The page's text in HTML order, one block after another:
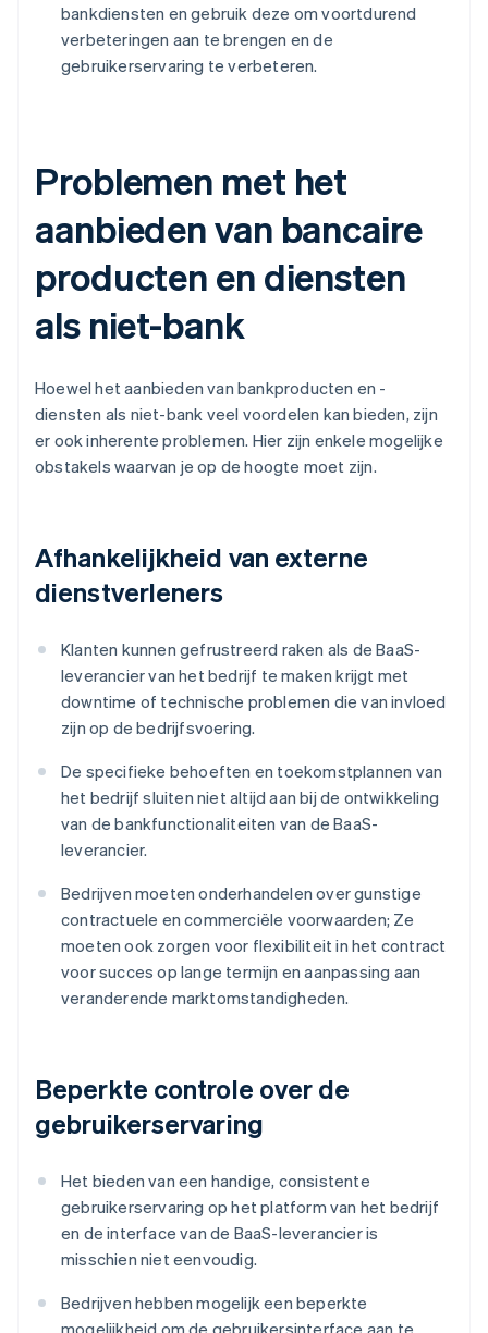
bankdiensten en gebruik deze om voortdurend
verbeteringen aan te brengen en de
gebruikerservaring te verbeteren.
Problemen met het
aanbieden van bancaire
producten en diensten
als niet-bank
Hoewel het aanbieden van bankproducten en -
diensten als niet-bank veel voordelen kan bieden, zijn
er ook inherente problemen. Hier zijn enkele mogelijke
obstakels waarvan je op de hoogte moet zijn.
Afhankelijkheid van externe
dienstverleners
Klanten kunnen gefrustreerd raken als de BaaS-
leverancier van het bedrijf te maken krijgt met
downtime of technische problemen die van invloed
zijn op de bedrijfsvoering.
De specifieke behoeften en toekomstplannen van
het bedrijf sluiten niet altijd aan bij de ontwikkeling
van de bankfunctionaliteiten van de BaaS-
leverancier.
Bedrijven moeten onderhandelen over gunstige
contractuele en commerciële voorwaarden; Ze
moeten ook zorgen voor flexibiliteit in het contract
voor succes op lange termijn en aanpassing aan
veranderende marktomstandigheden.
Beperkte controle over de
gebruikerservaring
Het bieden van een handige, consistente
gebruikerservaring op het platform van het bedrijf
en de interface van de BaaS-leverancier is
misschien niet eenvoudig.
Bedrijven hebben mogelijk een beperkte